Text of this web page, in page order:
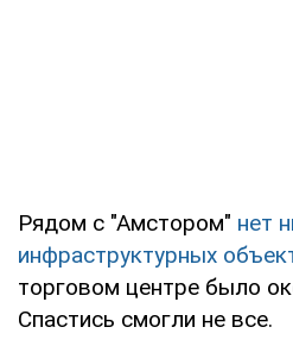
Рядом с "Амстором" нет
инфраструктурных
торговом центре было
Спастись смогли не все.